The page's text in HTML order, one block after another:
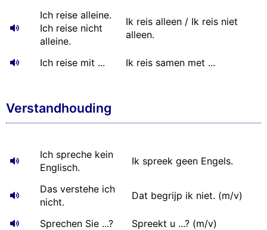
Ich reise alleine.
Ich reise nicht
alleine.
Ik reis alleen / Ik reis niet
alleen.
Ich reise mit ... Ik reis samen met ...
Verstandhouding
Ich spreche kein
Englisch.
Ik spreek geen Engels.
Das verstehe ich
nicht.
Dat begrijp ik niet. (m/v)
Sprechen Sie ...?
Spreekt u ...? (m/v)